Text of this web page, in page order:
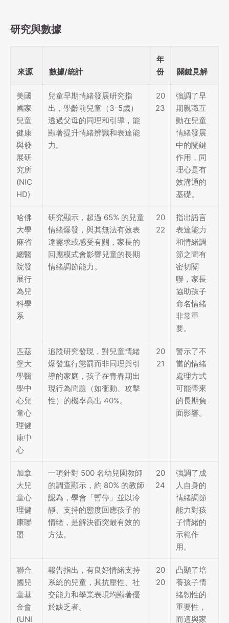
研究與數據
來源 數據/統計
年
份
關鍵見解
美國
國家
兒童
健康
與發
展研
究所
(NIC
HD)
兒童早期情緒發展研究指
出，學齡前兒童（3-5歲）
透過父母的同理和引導，能
顯著提升情緒辨識和表達能
力。
20
23
強調了早
期親職互
動在兒童
情緒發展
中的關鍵
作用，同
理心是有
效溝通的
基礎。
哈佛
大學
麻省
總醫
院發
展行
為兒
科學
系
研究顯示，超過 65% 的兒童
情緒爆發，與其無法有效表
達需求或感受有關，家長的
回應模式會影響兒童的長期
情緒調節能力。
20
22
指出語言
表達能力
和情緒調
節之間有
密切關
聯，家長
協助孩子
命名情緒
非常重
要。
匹茲
堡大
學醫
學中
心兒
童心
理健
康中
心
追蹤研究發現，對兒童情緒
爆發進行懲罰而非同理與引
導的家庭，孩子在青春期出
現行為問題（如衝動、攻擊
性）的機率高出 40%。
20
21
警示了不
當的情緒
處理方式
可能帶來
的長期負
面影響。
加拿
大兒
童心
理健
康聯
盟
一項針對 500 名幼兒園教師
的調查顯示，約 80% 的教師
認為，學會「暫停」並以冷
靜、支持的態度回應孩子的
情緒，是解決衝突最有效的
方法。
20
24
強調了成
人自身的
情緒調節
能力對孩
子情緒的
示範作
用。
聯合
國兒
童基
金會
(UNI
報告指出，有良好情緒支持
系統的兒童，其抗壓性、社
交能力和學業表現均顯著優
於缺乏者。
20
20
凸顯了培
養孩子情
緒韌性的
重要性，
而這與家